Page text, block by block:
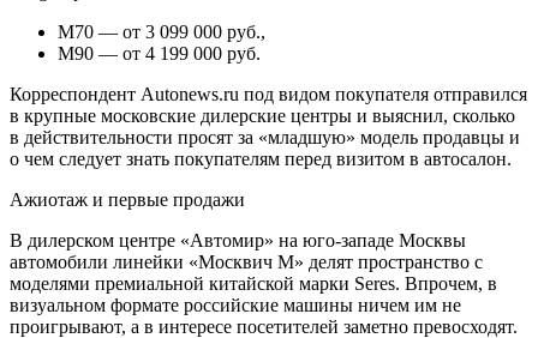
M70 — от 3 099 000 руб.,
М90 — от 4 199 000 руб.
Корреспондент Autonews.ru под видом покупателя отправился
в крупные московские дилерские центры и выяснил, сколько
в действительности просят за «младшую» модель продавцы и
о чем следует знать покупателям перед визитом в автосалон.
Ажиотаж и первые продажи
В дилерском центре «Автомир» на юго-западе Москвы
автомобили линейки «Москвич М» делят пространство c
моделями премиальной китайской марки Seres. Впрочем, в
визуальном формате российские машины ничем им не
проигрывают, а в интересе посетителей заметно превосходят.